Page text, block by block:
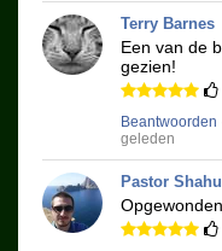
Terry Barnes
Een van de
gezien!
Beantwoorden
geleden
Pastor